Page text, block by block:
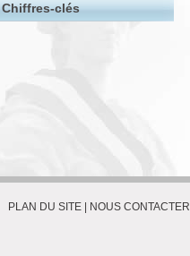
Chiffres-clés
PLAN DU SITE NOUS CONTACTER